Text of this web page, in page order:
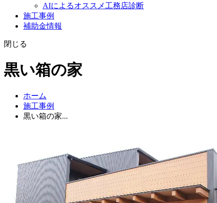
AIによるオススメ工務店診断
施工事例
補助金情報
閉じる
黒い箱の家
ホーム
施工事例
黒い箱の家...